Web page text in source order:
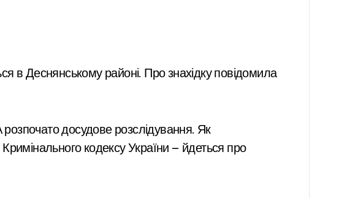
досудове розслідування. Як
Кримінального кодексу України — йдеться про